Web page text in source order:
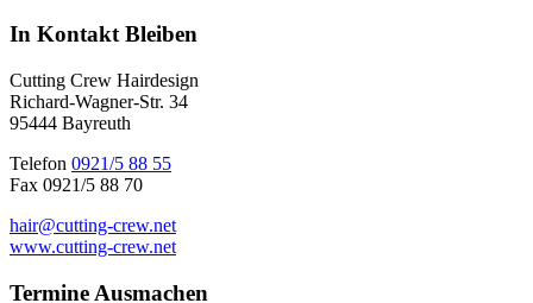
In KontaktBleiben
Cutting Crew Hairdesign
Richard-Wagner-Str. 34
95444 Bayreuth
Telefon 0921/5 88 55
Fax 0921/5 88 70
hair@cutting-crew.net
www.cutting-crew.net
Termine Ausmachen